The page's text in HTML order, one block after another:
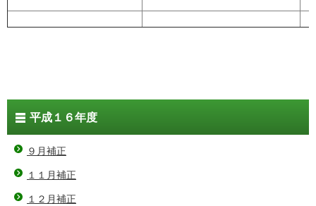
平成１６年度
９月補正
１１月補正
１２月補正